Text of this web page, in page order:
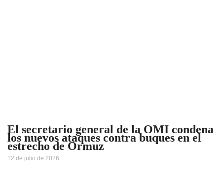
El secretario general de la OMI condena
los nuevos ataques contra buques en el
estrecho de Ormuz
12 de julio de 2026